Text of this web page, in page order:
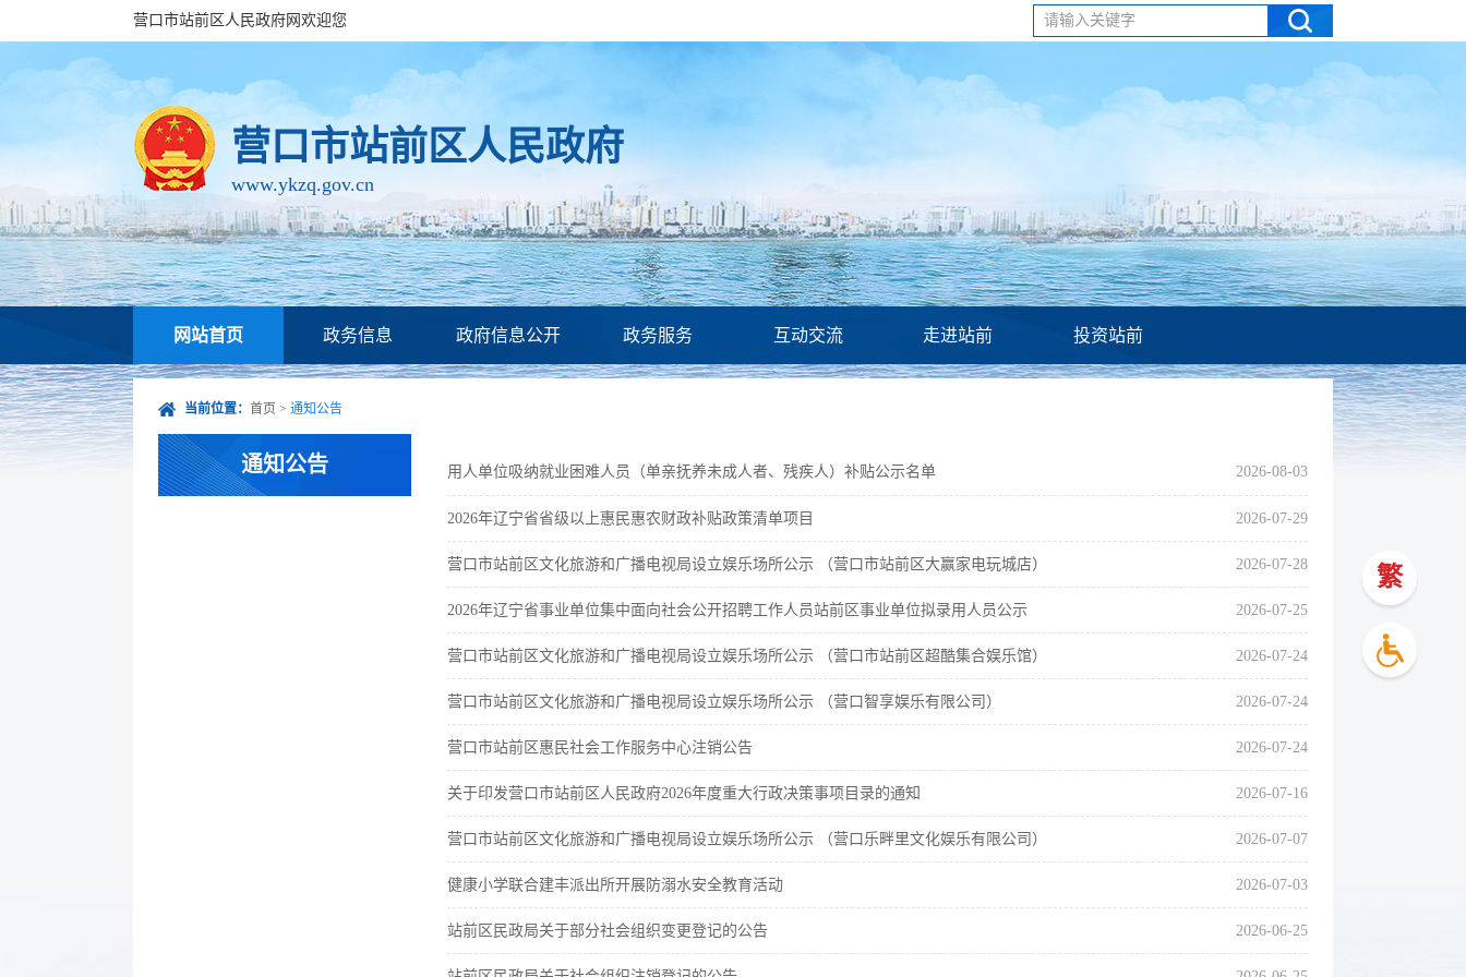
营口市站前区人民政府网欢迎您 请输入关键字
营口市站前区人民政府
www.ykzq.gov.cn
网站首页 政务信息 政府信息公开 政务服务 互动交流 走进站前 投资站前
繁
当前位置： 首页 > 通知公告
通知公告 用人单位吸纳就业困难人员（单亲抚养未成人者、残疾人）补贴公示名单 2026-08-03
2026年辽宁省省级以上惠民惠农财政补贴政策清单项目 2026-07-29
营口市站前区文化旅游和广播电视局设立娱乐场所公示 （营口市站前区大赢家电玩城店） 2026-07-28
2026年辽宁省事业单位集中面向社会公开招聘工作人员站前区事业单位拟录用人员公示 2026-07-25
营口市站前区文化旅游和广播电视局设立娱乐场所公示 （营口市站前区超酷集合娱乐馆） 2026-07-24
营口市站前区文化旅游和广播电视局设立娱乐场所公示 （营口智享娱乐有限公司） 2026-07-24
营口市站前区惠民社会工作服务中心注销公告 2026-07-24
关于印发营口市站前区人民政府2026年度重大行政决策事项目录的通知 2026-07-16
营口市站前区文化旅游和广播电视局设立娱乐场所公示 （营口乐畔里文化娱乐有限公司） 2026-07-07
健康小学联合建丰派出所开展防溺水安全教育活动 2026-07-03
站前区民政局关于部分社会组织变更登记的公告 2026-06-25